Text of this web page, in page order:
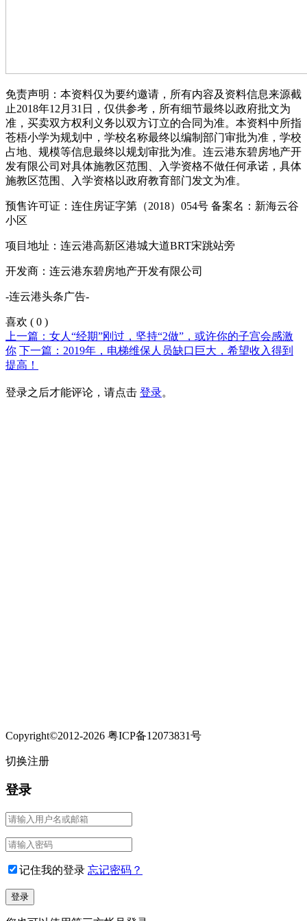
免责声明：本资料仅为要约邀请，所有内容及资料信息来源截
止2018年12月31日，仅供参考，所有细节最终以政府批文为
准，买卖双方权利义务以双方订立的合同为准。本资料中所指
苍梧小学为规划中，学校名称最终以编制部门审批为准，学校
占地、规模等信息最终以规划审批为准。连云港东碧房地产开
发有限公司对具体施教区范围、入学资格不做任何承诺，具体
施教区范围、入学资格以政府教育部门发文为准。
预售许可证：连住房证字第（2018）054号 备案名：新海云谷
小区
项目地址：连云港高新区港城大道BRT宋跳站旁
开发商：连云港东碧房地产开发有限公司
-连云港头条广告-
喜欢 ( 0 )
上一篇：女人“经期”刚过，坚持“2做”，或许你的子宫会感激
你 下一篇：2019年，电梯维保人员缺口巨大，希望收入得到
提高！
登录之后才能评论，请点击 登录。
Copyright©2012-2026 粤ICP备12073831号
切换注册
登录
记住我的登录 忘记密码？